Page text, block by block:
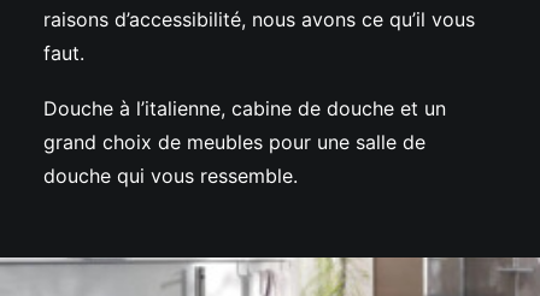
raisons d’accessibilité, nous avons ce qu’il vous
faut.
Douche à l’italienne, cabine de douche et un
grand choix de meubles pour une salle de
douche qui vous ressemble.